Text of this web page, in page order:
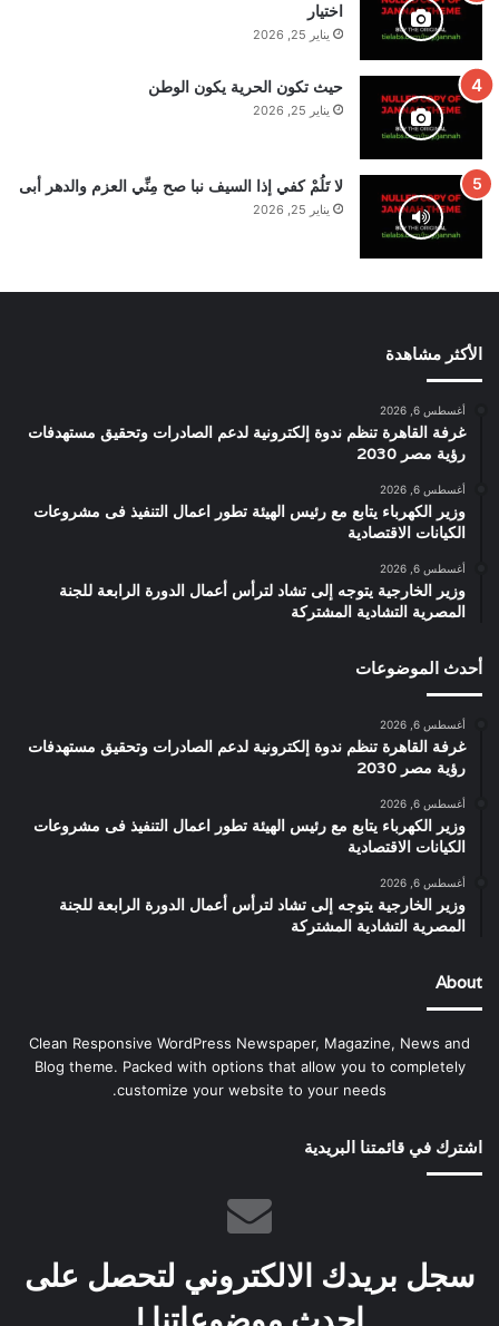
اختيار
يناير 25, 2026
حيث تكون الحرية يكون الوطن
يناير 25, 2026
لا تَلُمْ كفي إذا السيف نبا صح مِنِّي العزم والدهر أبى
يناير 25, 2026
الأكثر مشاهدة
أغسطس 6, 2026
غرفة القاهرة تنظم ندوة إلكترونية لدعم الصادرات وتحقيق مستهدفات
رؤية مصر 2030
أغسطس 6, 2026
وزير الكهرباء يتابع مع رئيس الهيئة تطور اعمال التنفيذ فى مشروعات
الكيانات الاقتصادية
أغسطس 6, 2026
وزير الخارجية يتوجه إلى تشاد لترأس أعمال الدورة الرابعة للجنة
المصرية التشادية المشتركة
أحدث الموضوعات
أغسطس 6, 2026
غرفة القاهرة تنظم ندوة إلكترونية لدعم الصادرات وتحقيق مستهدفات
رؤية مصر 2030
أغسطس 6, 2026
وزير الكهرباء يتابع مع رئيس الهيئة تطور اعمال التنفيذ فى مشروعات
الكيانات الاقتصادية
أغسطس 6, 2026
وزير الخارجية يتوجه إلى تشاد لترأس أعمال الدورة الرابعة للجنة
المصرية التشادية المشتركة
About
Clean Responsive WordPress Newspaper, Magazine, News and
Blog theme. Packed with options that allow you to completely
customize your website to your needs.
اشترك في قائمتنا البريدية
سجل بريدك الالكتروني لتحصل على